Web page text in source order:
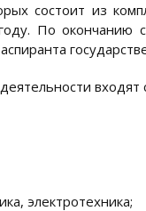
состоит из
По окончанию
электротехника;